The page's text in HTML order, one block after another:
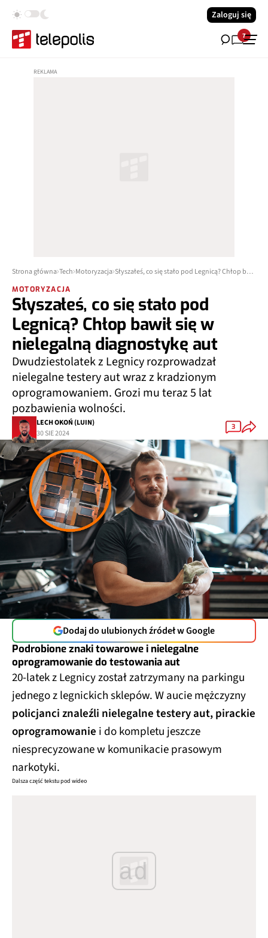
Zaloguj się
7
Strona główna Tech Motoryzacja Słyszałeś, co się stało pod Legnicą? Chłop bawił się w nielegalną diagnostykę aut
MOTORYZACJA
Słyszałeś, co się stało pod
Legnicą? Chłop bawił się w
nielegalną diagnostykę aut
Dwudziestolatek z Legnicy rozprowadzał
nielegalne testery aut wraz z kradzionym
oprogramowaniem. Grozi mu teraz 5 lat
pozbawienia wolności.
LECH OKOŃ (LUIN)
30 SIE 2024
3
Dodaj do ulubionych źródeł w Google
Podrobione znaki towarowe i nielegalne
oprogramowanie do testowania aut
20-latek z Legnicy został zatrzymany na parkingu
jednego z legnickich sklepów. W aucie mężczyzny
policjanci znaleźli nielegalne testery aut, pirackie
oprogramowanie i do kompletu jeszcze
niesprecyzowane w komunikacie prasowym
narkotyki.
Dalsza część tekstu pod wideo
ad